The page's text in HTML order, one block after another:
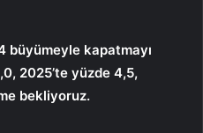
büyümeyle kapatmayı
2025’te yüzde 4,5,
bekliyoruz.